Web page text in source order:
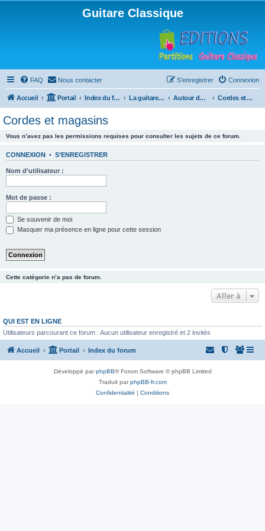
Guitare Classique
FAQ Nous contacter Connexion
S’enregistrer
Accueil Portail Index du forum La guitare : instrument, cours et théorie Autour de la guitare Cordes et magasins
Cordes et magasins
Vous n’avez pas les permissions requises pour consulter les sujets de ce forum.
CONNEXION • S’ENREGISTRER
Nom d’utilisateur :
Mot de passe :
Se souvenir de moi
Masquer ma présence en ligne pour cette session
Cette catégorie n’a pas de forum.
Aller à
QUI EST EN LIGNE
Utilisateurs parcourant ce forum : Aucun utilisateur enregistré et 2 invités
Accueil Portail Index du forum
Développé parphpBB® Forum Software © phpBB Limited
Traduit parphpBB-fr.com
Confidentialité | Conditions